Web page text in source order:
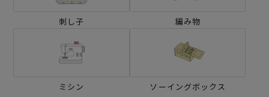
刺し子 編み物
ミシン ソーイングボックス